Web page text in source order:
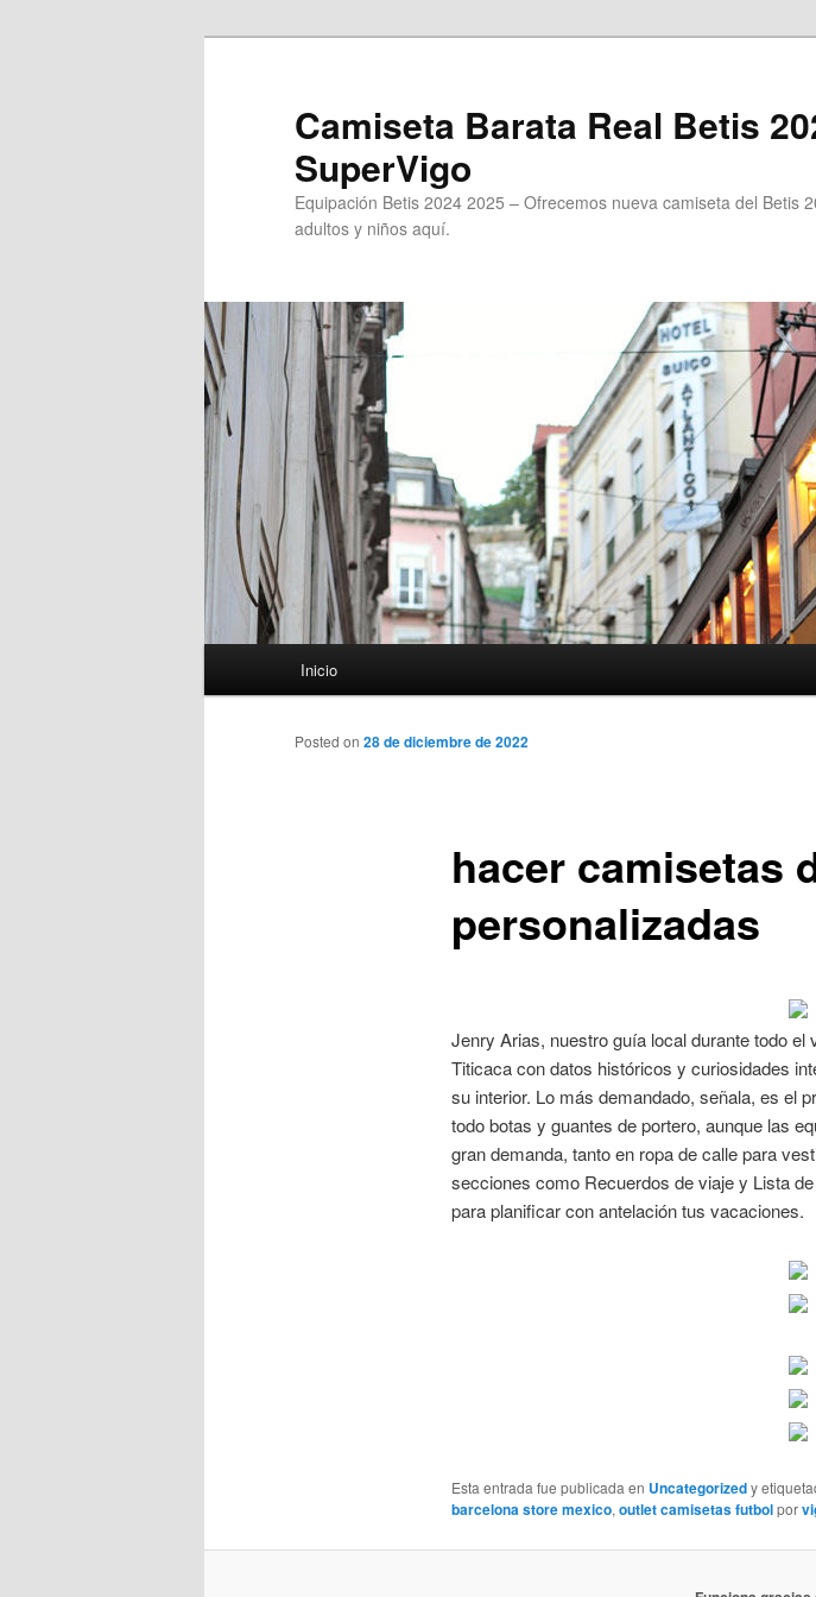
Camiseta Barata Real Betis
SuperVigo
Equipación Betis 2024 2025 – Ofrecemos nueva camiseta del Betis
adultos y niños aquí.
Inicio
hacer camisetas
personalizadas
Posted on 28 de diciembre de 2022
Jenry Arias, nuestro guía local durante todo el
Titicaca con datos históricos y curiosidades
su interior. Lo más demandado, señala, es el
todo botas y guantes de portero, aunque las
gran demanda, tanto en ropa de calle para
secciones como Recuerdos de viaje y Lista
para planificar con antelación tus vacaciones.
Esta entrada fue publicada en Uncategorizedy
barcelona store mexico,outlet camisetas futbolpor